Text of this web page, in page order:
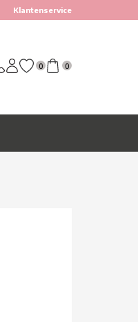
Klantenservice
0 0